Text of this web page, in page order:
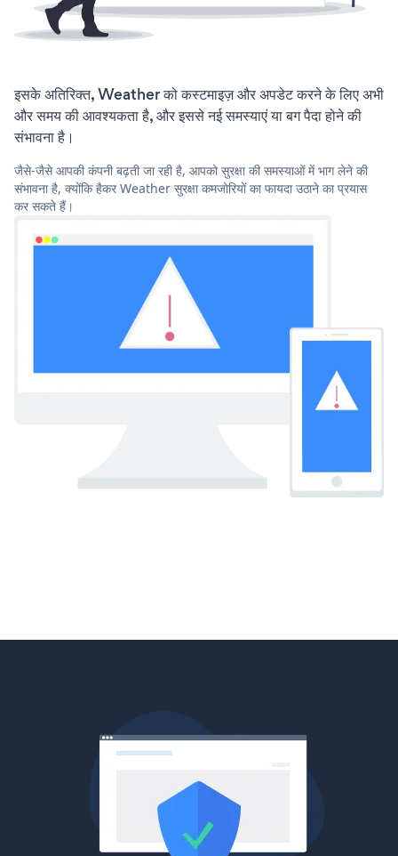
इसके अतिरिक्त, Weather को कस्टमाइज़ और अपडेट करने के लिए अभी
और समय की आवश्यकता है, और इससे नई समस्याएं या बग पैदा होने की
संभावना है।
जैसे-जैसे आपकी कंपनी बढ़ती जा रही है, आपको सुरक्षा की समस्याओं में भाग लेने की
संभावना है, क्योंकि हैकर Weather सुरक्षा कमजोरियों का फायदा उठाने का प्रयास
कर सकते हैं।